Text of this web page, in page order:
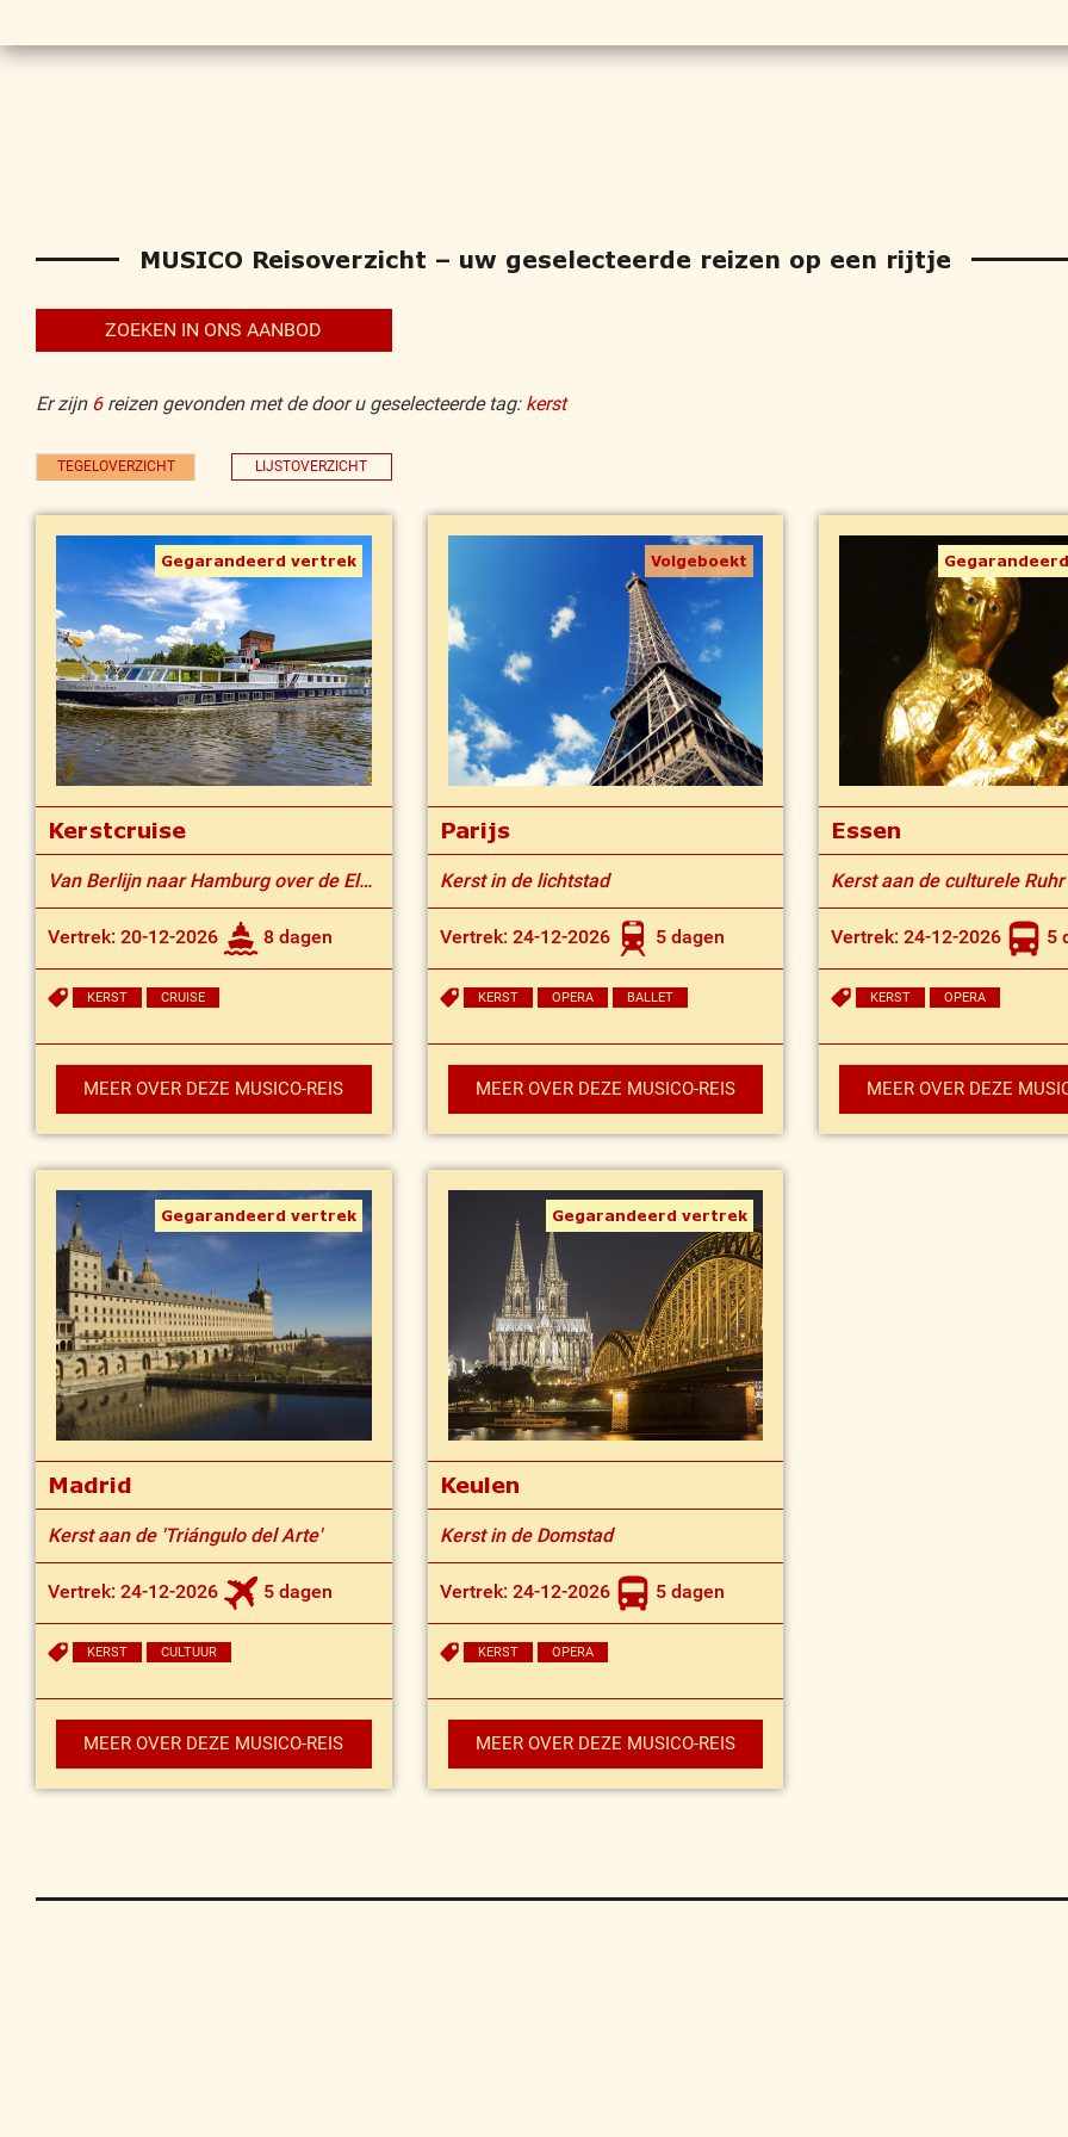
MUSICO Reisoverzicht – uw geselecteerde reizen op een rijtje
ZOEKEN IN ONS AANBOD
Er zijn 6reizen gevonden met de door u geselecteerde tag: kerst
TEGELOVERZICHT LIJSTOVERZICHT
Gegarandeerd vertrek
Kerstcruise
Van Berlijn naar Hamburg over de Elbe
Vertrek: 20-12-2026 8 dagen
KERST CRUISE
MEER OVER DEZE MUSICO-REIS
Volgeboekt
Parijs
Kerst in de lichtstad
Vertrek: 24-12-2026 5 dagen
KERST OPERA BALLET
MEER OVER DEZE MUSICO-REIS
Essen
Kerst aan de culturele Ruhr
Vertrek: 24-12-2026 5
KERST OPERA
MEER OVER DEZE
Gegarandeerd vertrek
Madrid
Kerst aan de 'Triángulo del Arte'
Vertrek: 24-12-2026 5 dagen
KERST CULTUUR
MEER OVER DEZE MUSICO-REIS
Gegarandeerd vertrek
Keulen
Kerst in de Domstad
Vertrek: 24-12-2026 5 dagen
KERST OPERA
MEER OVER DEZE MUSICO-REIS